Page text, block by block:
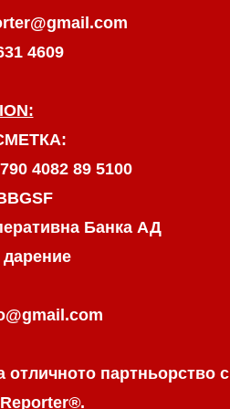
4609
4082 89 5100
Банка АД
отличното партньорство с
®.